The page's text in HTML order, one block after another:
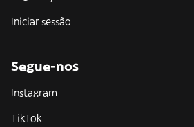
Iniciar sessão
Segue-nos
Instagram
TikTok